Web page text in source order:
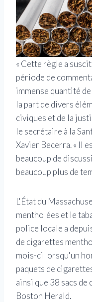
« Cette règle a
période de
immense quantité
la part de divers
civiques et de la
le secrétaire à la
Xavier Becerra. « Il
beaucoup de
beaucoup plus de
L'État du
mentholées et le
police locale a
de cigarettes
mois-ci lorsqu'un
paquets de
ainsi que 38 sacs de
Boston Herald.